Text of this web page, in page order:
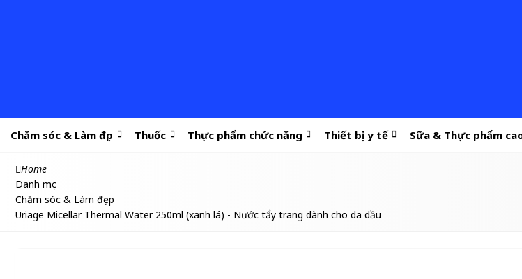
Chăm sóc & Làm đẹp Thuốc Thực phẩm chức năng Thiết bị y tế Sữa & Thực phẩm
Home
Danh mục
Chăm sóc & Làm đẹp
Uriage Micellar Thermal Water 250ml (xanh lá) - Nước tẩy trang dành cho da dầu